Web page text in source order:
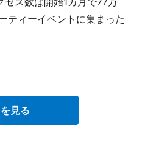
ティーイベントに集まった
見る